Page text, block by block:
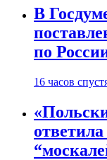
В
по
16 часов